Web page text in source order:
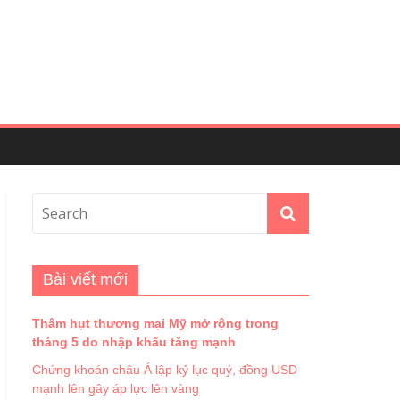
Bài viết mới
Thâm hụt thương mại Mỹ mở rộng trong
tháng 5 do nhập khẩu tăng mạnh
Chứng khoán châu Á lập kỷ lục quý, đồng USD
mạnh lên gây áp lực lên vàng